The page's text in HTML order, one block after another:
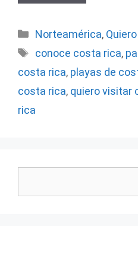
Categorías
Norteamérica,
Etiquetas
conoce costa rica,
costa rica, playas de
costa rica, quiero visitar
rica